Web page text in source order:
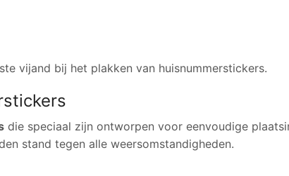
vijand bij het plakken van huisnummerstickers.
die speciaal zijn ontworpen voor eenvoudige
stand tegen alle weersomstandigheden.